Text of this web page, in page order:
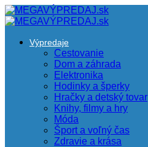
Výpredaje
Cestovanie
Dom a záhrada
Elektronika
Hodinky a šperky
Hračky a detský tovar
Knihy, filmy a hry
Móda
Šport a voľný čas
Zdravie a krása